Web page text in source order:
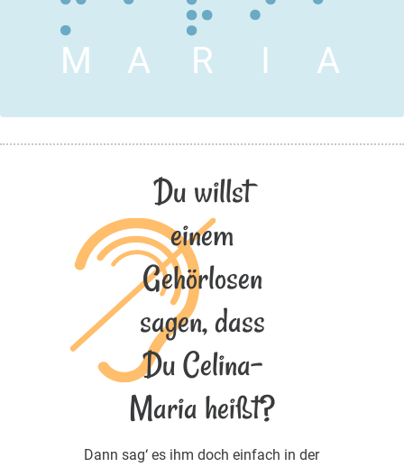
M A R I A
Du willst
einem
Gehörlosen
sagen, dass
Du Celina-
Maria heißt?
Dann sag‘ es ihm doch einfach in der